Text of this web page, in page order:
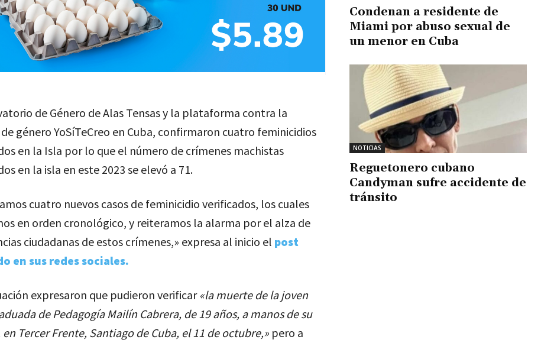
de Género de Alas Tensas y la plataforma contra la
género YoSíTeCreo en Cuba, confirmaron cuatro feminicidios
en la Isla por lo que el número de crímenes machistas
en la isla en este 2023 se elevó a 71.
cuatro nuevos casos de feminicidio verificados, los cuales
en orden cronológico, y reiteramos la alarma por el alza de
ciudadanas de estos crímenes,» expresa al inicio el post
en sus redes sociales.
expresaron que pudieron verificar «la muerte de la joven
de Pedagogía Mailín Cabrera, de 19 años, a manos de su
en Tercer Frente, Santiago de Cuba, el 11 de octubre,»pero a
Condenan a residente de
Miami por abuso sexual de
un menor en Cuba
NOTICIAS
Reguetonero cubano
Candyman sufre accidente de
tránsito